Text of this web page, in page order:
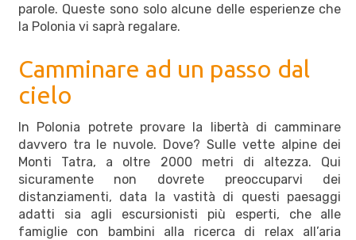
parole. Queste sono solo alcune delle esperienze che
la Polonia vi saprà regalare.
Camminare ad un passo dal
cielo
In Polonia potrete provare la libertà di camminare
davvero tra le nuvole. Dove? Sulle vette alpine dei
Monti Tatra, a oltre 2000 metri di altezza. Qui
sicuramente non dovrete preoccuparvi dei
distanziamenti, data la vastità di questi paesaggi
adatti sia agli escursionisti più esperti, che alle
famiglie con bambini alla ricerca di relax all’aria